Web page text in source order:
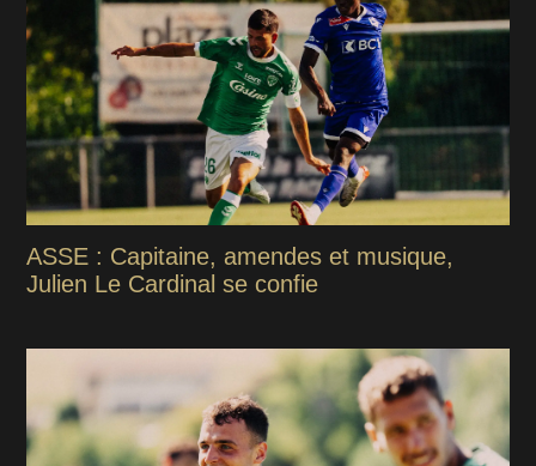
ASSE : Capitaine, amendes et musique,
Julien Le Cardinal se confie